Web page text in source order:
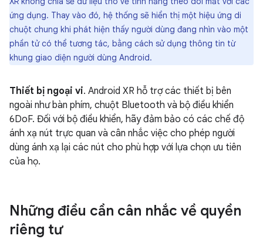
ứng dụng. Thay vào đó, hệ thống sẽ hiển thị một hiệu ứng di
chuột chung khi phát hiện thấy người dùng đang nhìn vào một
phần tử có thể tương tác, bằng cách sử dụng thông tin từ
khung giao diện người dùng Android.
Thiết bị ngoại vi. Android XR hỗ trợ các thiết bị bên
ngoài như bàn phím, chuột Bluetooth và bộ điều khiển
6DoF. Đối với bộ điều khiển, hãy đảm bảo có các chế độ
ánh xạ nút trực quan và cân nhắc việc cho phép người
dùng ánh xạ lại các nút cho phù hợp với lựa chọn ưu tiên
của họ.
Những điều cần cân nhắc về quyền
riêng tư